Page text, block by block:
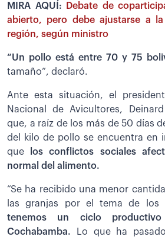
MIRA AQUÍ:
Debate de
abierto, pero debe ajustarse a
región, según ministro
“Un pollo está entre 70 y 75
tamaño”, declaró.
Ante esta situación, el
Nacional de Avicultores,
que, a raíz de los más de 50 días
del kilo de pollo se encuentra en
que
los conflictos sociales
normal del alimento.
“Se ha recibido una menor
las granjas por el tema de los
tenemos un ciclo
Cochabamba. Lo que ha